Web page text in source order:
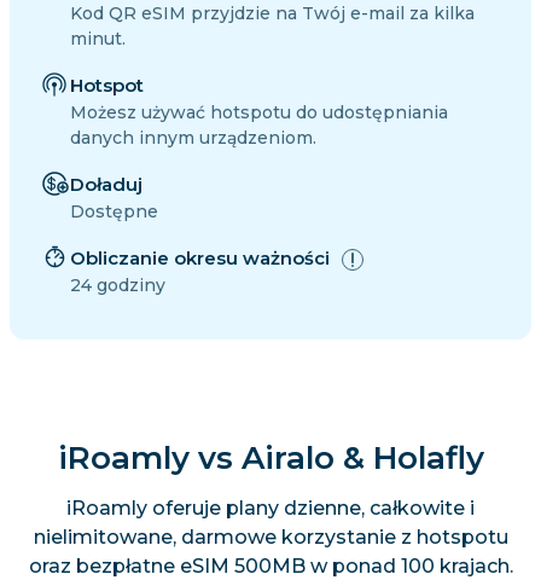
Kod QR eSIM przyjdzie na Twój e-mail za kilka
minut.
Hotspot
Możesz używać hotspotu do udostępniania
danych innym urządzeniom.
Doładuj
Dostępne
Obliczanie okresu ważności
24 godziny
iRoamly vs Airalo & Holafly
iRoamly oferuje plany dzienne, całkowite i
nielimitowane, darmowe korzystanie z hotspotu
oraz bezpłatne eSIM 500MB w ponad 100 krajach.